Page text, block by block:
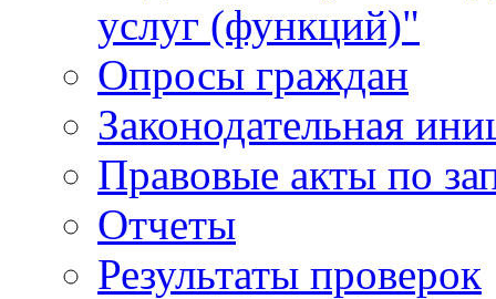
услуг (функций)"
Опросы граждан
Законодательная
Правовые акты по
Отчеты
Результаты проверок